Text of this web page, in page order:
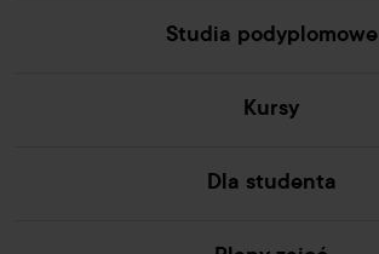
Studia podyplomowe
Kursy
Dla studenta